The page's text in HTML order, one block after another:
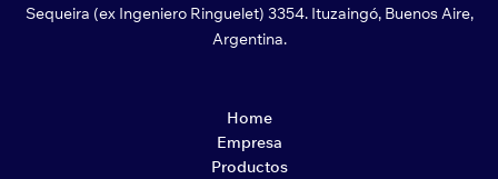
Sequeira (ex Ingeniero Ringuelet) 3354. Ituzaingó, Buenos Aire,
Argentina.
Home
Empresa
Productos